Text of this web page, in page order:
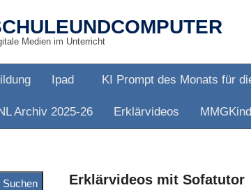
Medien im Unterricht
Ipad KI Prompt des Monats für
Archiv 2025-26 Erklärvideos
Erklärvideos mit Sofatutor
Suchen